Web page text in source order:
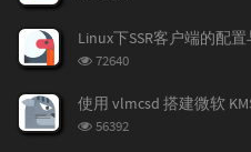
次
Linux下SSR客户端的配
浏
次
数:
72640
使用 vlmcsd 搭建微软
浏
56392